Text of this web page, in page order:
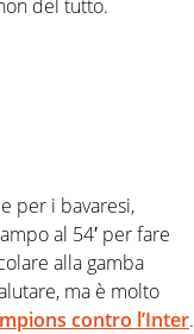
del tutto.
per i bavaresi,
al 54′ per fare
alla gamba
ma è molto
contro l’Inter.